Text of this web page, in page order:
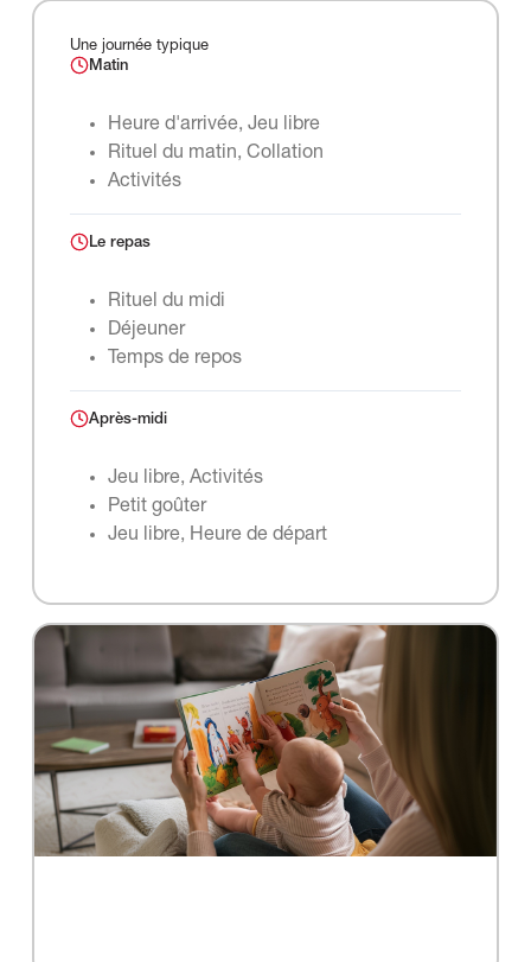
Une journée typique
Matin
Heure d'arrivée, Jeu libre
Rituel du matin, Collation
Activités
Le repas
Rituel du midi
Déjeuner
Temps de repos
Après-midi
Jeu libre, Activités
Petit goûter
Jeu libre, Heure de départ